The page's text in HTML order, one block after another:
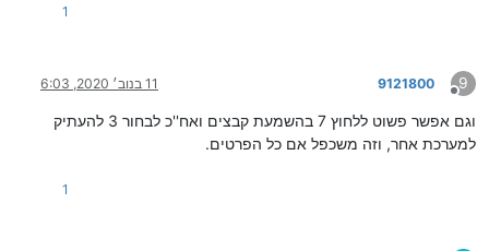
1
9
מנותק
9121800 11 בנוב׳ 2020, 6:03
וגם אפשר פשוט ללחוץ 7 בהשמעת קבצים ואח''כ לבחור 3 להעתיק
למערכת אחר, וזה משכפל אם כל הפרטים.
1